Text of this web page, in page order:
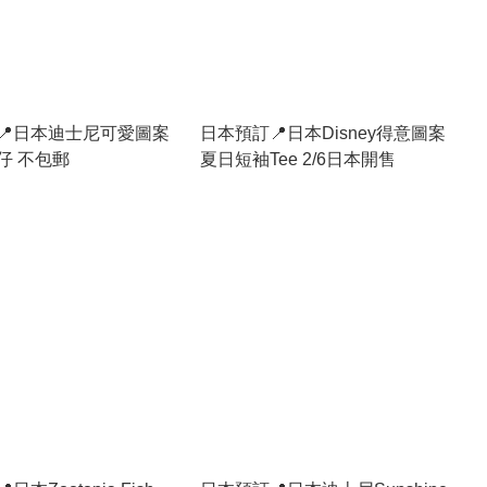
日本迪士尼可愛圖案
不包郵
日本預訂📍日本Disney得意圖案
夏日短袖Tee 2/6日本開售